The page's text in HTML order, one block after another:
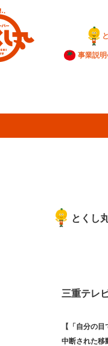
事業説
とくし
三重テレ
【「自分の
中断された移